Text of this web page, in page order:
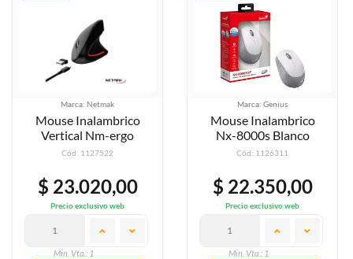
Marca: Netmak
Mouse Inalambrico
Vertical Nm-ergo
Cód: 1127522
$ 23.020,00
Precio exclusivo web
Min. Vta.: 1
Marca: Genius
Mouse Inalambrico
Nx-8000s Blanco
Cód: 1126311
$ 22.350,00
Precio exclusivo web
Min. Vta.: 1